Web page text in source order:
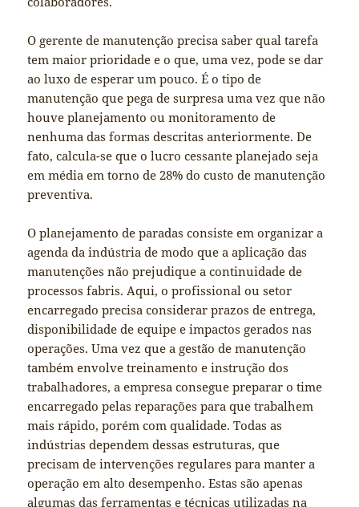
O gerente de manutenção precisa saber qual tarefa
tem maior prioridade e o que, uma vez, pode se dar
ao luxo de esperar um pouco. É o tipo de
manutenção que pega de surpresa uma vez que não
houve planejamento ou monitoramento de
nenhuma das formas descritas anteriormente. De
fato, calcula-se que o lucro cessante planejado seja
em média em torno de 28% do custo de manutenção
preventiva.
O planejamento de paradas consiste em organizar a
agenda da indústria de modo que a aplicação das
manutenções não prejudique a continuidade de
processos fabris. Aqui, o profissional ou setor
encarregado precisa considerar prazos de entrega,
disponibilidade de equipe e impactos gerados nas
operações. Uma vez que a gestão de manutenção
também envolve treinamento e instrução dos
trabalhadores, a empresa consegue preparar o time
encarregado pelas reparações para que trabalhem
mais rápido, porém com qualidade. Todas as
indústrias dependem dessas estruturas, que
precisam de intervenções regulares para manter a
operação em alto desempenho. Estas são apenas
algumas das ferramentas e técnicas utilizadas na